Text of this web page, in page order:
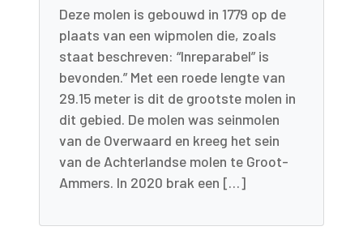
Deze molen is gebouwd in 1779 op de
plaats van een wipmolen die, zoals
staat beschreven: “Inreparabel” is
bevonden.” Met een roede lengte van
29.15 meter is dit de grootste molen in
dit gebied. De molen was seinmolen
van de Overwaard en kreeg het sein
van de Achterlandse molen te Groot-
Ammers. In 2020 brak een […]